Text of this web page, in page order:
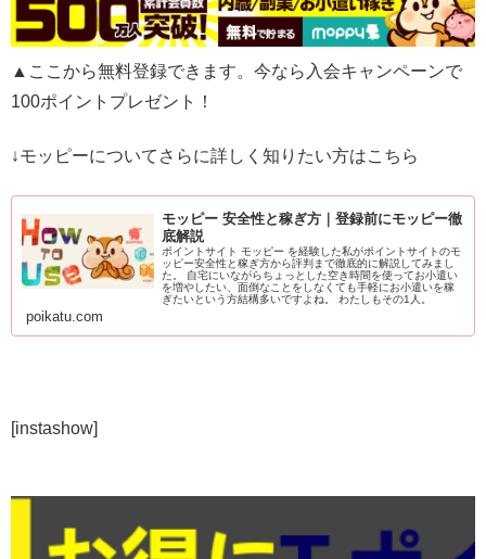
▲ここから無料登録できます。今なら入会キャンペーンで
100ポイントプレゼント！
↓モッピーについてさらに詳しく知りたい方はこちら
モッピー 安全性と稼ぎ方｜登録前にモッピー徹
底解説
ポイントサイト モッピー を経験した私がポイントサイトのモ
ッピー安全性と稼ぎ方から評判まで徹底的に解説してみまし
た。 自宅にいながらちょっとした空き時間を使ってお小遣い
を増やしたい、面倒なことをしなくても手軽にお小遣いを稼
ぎたいという方結構多いですよね。 わたしもその1人。
poikatu.com
[instashow]